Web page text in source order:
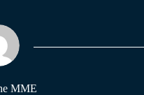
MME